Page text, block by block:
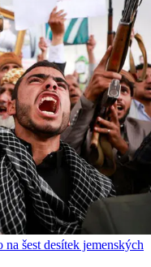
šest desítek jemenských